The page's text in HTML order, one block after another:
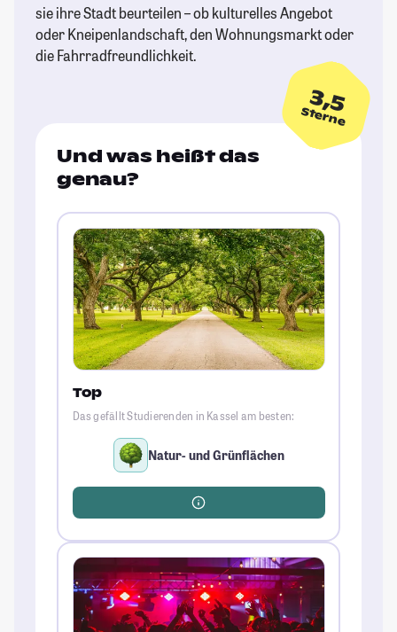
sie ihre Stadt beurteilen – ob kulturelles Angebot
oder Kneipenlandschaft, den Wohnungsmarkt oder
die Fahrradfreundlichkeit.
3,5
Sterne
Und was heißt das
genau?
Top
Das gefällt Studierenden in Kassel am besten:
Natur- und Grünflächen